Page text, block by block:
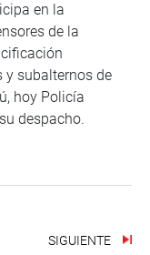
en la
de la
y subalternos de
hoy Policía
despacho.
SIGUIENTE